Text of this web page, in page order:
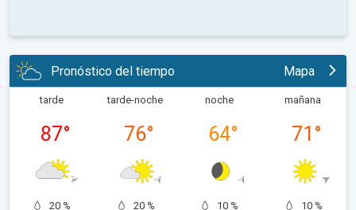
Pronóstico del tiempo Mapa
tarde
87°
20 %
tarde-noche
76°
20 %
noche
64°
10 %
mañana
71 °
10 %